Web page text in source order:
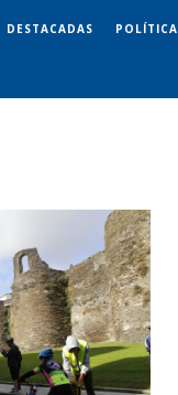
DESTACADAS POLÍTICA